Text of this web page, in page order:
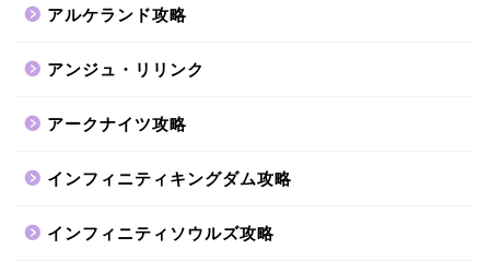
アルケランド攻略
アンジュ・リリンク
アークナイツ攻略
インフィニティキングダム攻略
インフィニティソウルズ攻略